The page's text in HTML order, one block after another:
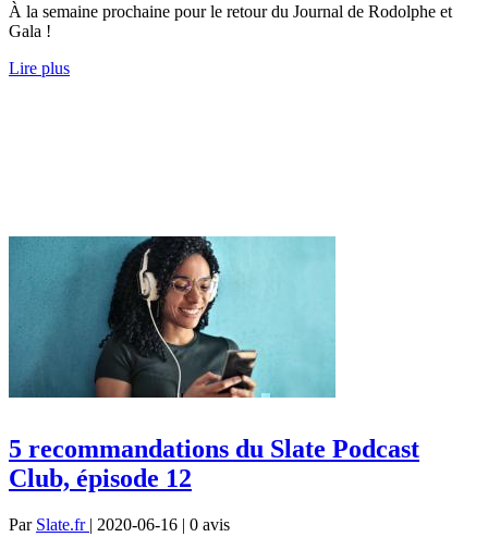
À la semaine prochaine pour le retour du Journal de Rodolphe et
Gala !
Lire plus
5 recommandations du Slate Podcast
Club, épisode 12
Par Slate.fr | 2020-06-16 | 0 avis